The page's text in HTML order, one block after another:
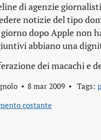
di agenzie
notizie del tipo
dopoApple non
abbiano una
dei macachi e
8 mar 2009 Tags:
costante